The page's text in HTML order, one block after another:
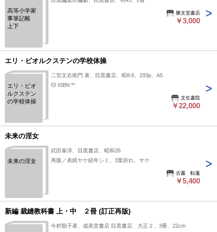
高等小学家
事筆記帳
上下
勝文堂書店
￥3,000
エリ・ビオルクステンの学校体操
エリ・ビオ
ルクステン
の学校体操
二宮文右衛門 著、目黒書店、昭8.6、293p、A5
印 ISBN:**
文生書院
￥22,000
未来の淫女
未来の淫女
武田泰淳、目黒書店、昭和26
再版／表紙ヤケ経年シミ、3葉折れ、ヤケ
古書 転蓬
￥5,400
新編 裁縫教科書 上・中 ２冊 (訂正再版)
今村順子著、成美堂書店 目黒書店、大正２、3冊、22cm